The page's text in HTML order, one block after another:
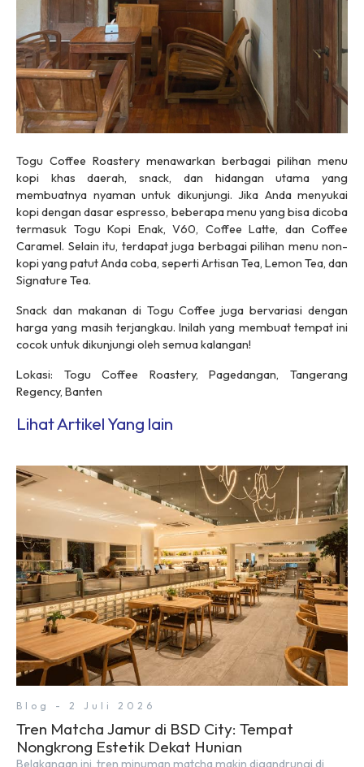
Togu Coffee Roastery menawarkan berbagai pilihan menu
kopi khas daerah, snack, dan hidangan utama yang
membuatnya nyaman untuk dikunjungi. Jika Anda menyukai
kopi dengan dasar espresso, beberapa menu yang bisa dicoba
termasuk Togu Kopi Enak, V60, Coffee Latte, dan Coffee
Caramel. Selain itu, terdapat juga berbagai pilihan menu non-
kopi yang patut Anda coba, seperti Artisan Tea, Lemon Tea, dan
Signature Tea.
Snack dan makanan di Togu Coffee juga bervariasi dengan
harga yang masih terjangkau. Inilah yang membuat tempat ini
cocok untuk dikunjungi oleh semua kalangan!
Lokasi: Togu Coffee Roastery, Pagedangan, Tangerang
Regency, Banten
Lihat Artikel Yang lain
Blog - 2 Juli 2026
Tren Matcha Jamur di BSD City: Tempat
Nongkrong Estetik Dekat Hunian